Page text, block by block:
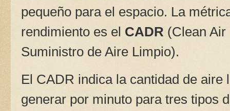
pequeño para el espacio. La
rendimiento es el CADR (Clean Air
Suministro de Aire Limpio).
El CADR indica la cantidad de
generar por minuto para tres tipos